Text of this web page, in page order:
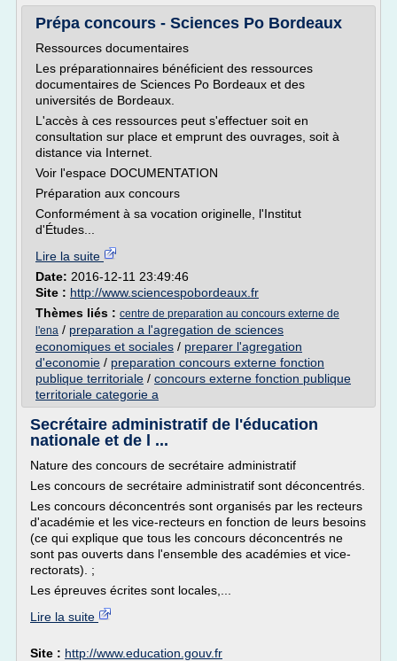
Prépa concours - Sciences Po Bordeaux
Ressources documentaires
Les préparationnaires bénéficient des ressources
documentaires de Sciences Po Bordeaux et des
universités de Bordeaux.
L'accès à ces ressources peut s'effectuer soit en
consultation sur place et emprunt des ouvrages, soit à
distance via Internet.
Voir l'espace DOCUMENTATION
Préparation aux concours
Conformément à sa vocation originelle, l'Institut
d'Études...
Lire la suite
Date: 2016-12-11 23:49:46
Site : http://www.sciencespobordeaux.fr
Thèmes liés : centre de preparation au concours externe de
l'ena / preparation a l'agregation de sciences
economiques et sociales / preparer l'agregation
d'economie / preparation concours externe fonction
publique territoriale / concours externe fonction publique
territoriale categorie a
Secrétaire administratif de l'éducation
nationale et de l ...
Nature des concours de secrétaire administratif
Les concours de secrétaire administratif sont déconcentrés.
Les concours déconcentrés sont organisés par les recteurs
d'académie et les vice-recteurs en fonction de leurs besoins
(ce qui explique que tous les concours déconcentrés ne
sont pas ouverts dans l'ensemble des académies et vice-
rectorats). ;
Les épreuves écrites sont locales,...
Lire la suite
Site : http://www.education.gouv.fr